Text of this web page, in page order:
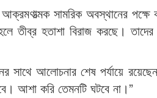
আক্রমণাত্মক সামরিক অবস্থানের
তীব্র হতাশা বিরাজ করছে।
সাথে আলোচনার শেষ পর্যায়ে
আশা করি তেমনটি ঘটবে না।”